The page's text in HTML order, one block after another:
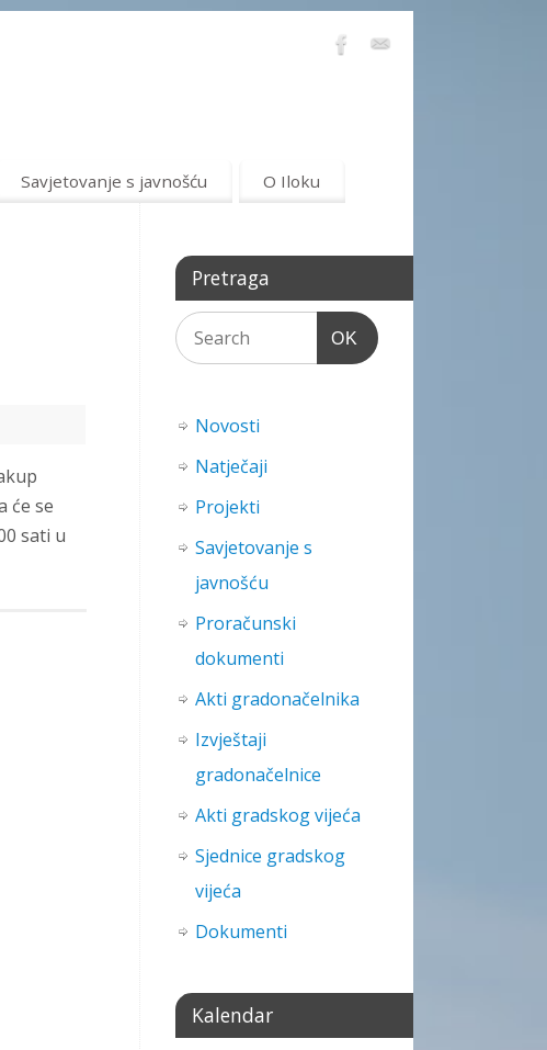
Savjetovanje s javnošću O Iloku
će se
sati u
Pretraga
OK
Novosti
Natječaji
Projekti
Savjetovanje s
javnošću
Proračunski
dokumenti
Akti gradonačelnika
Izvještaji
gradonačelnice
Akti gradskog vijeća
Sjednice gradskog
vijeća
Dokumenti
Kalendar